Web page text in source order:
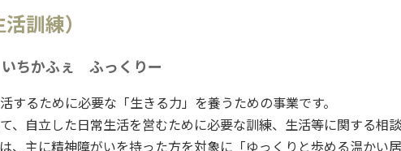
訓練）
いちかふぇ ふっくりー
するために必要な「生きる力」を養うための事業です。
、自立した日常生活を営むために必要な訓練、生活等に関する相
、主に精神障がいを持った方を対象に「ゆっくりと歩める温かい